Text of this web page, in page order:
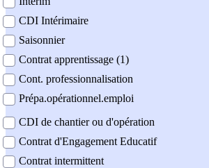
CDI Intérimaire
Saisonnier
Contrat apprentissage (1)
Cont. professionnalisation
Prépa.opérationnel.emploi
CDI de chantier ou d'opération
Contrat d'Engagement Educatif
Contrat intermittent